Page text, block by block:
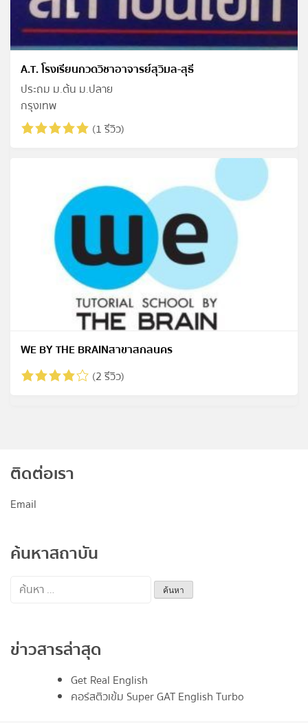
A.T. โรงเรียนกวดวิชาอาจารย์สุวิมล-สุธี
ประถม ม.ต้น ม.ปลาย
กรุงเทพ
(1 รีวิว)
WE BY THE BRAINสาขาสกลนคร
(2 รีวิว)
ติดต่อเรา
Email
ค้นหาสถาบัน
ค้นหา
ข่าวสารล่าสุด
Get Real English
คอร์สติวเข้ม Super GAT English Turbo